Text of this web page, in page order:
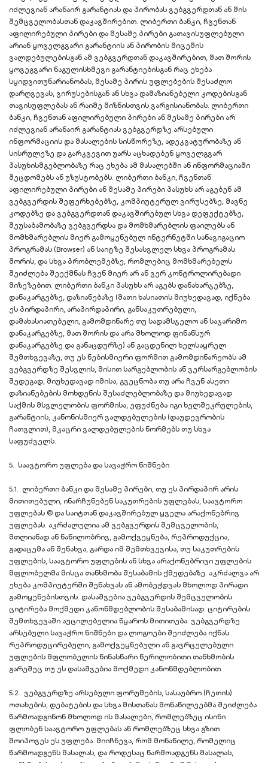
იძლევიან არანაირ გარანტიას და პირობას ვებგვერდთან ან მის
შემცველობასთან დაკავშირებით. ლიბერთი ბანკი, ჩვენთან
აფილირებული პირები და მესამე პირები გათავისუფლებული
არიან ყოველგვარი გარანტიის ან პირობის მიცემის
ვალდებულებისგან ამ ვებგვერდთან დაკავშირებით, მათ შორის
ყოვეგვარი ნაგულისხმევი გარანტიებისგან რაც ეხება
სყიდვითუნარიანობას, მესამე პირის უფლებების შესაძლო
დარღვევას, ვირუსებისგან ან სხვა დამაზიანებელი კოდებისგან
თავისუფლებას ან რაიმე მიზნისთვის ვარგისიანობას. ლიბერთი
ბანკი, ჩვენთან აფილირებული პირები ან მესამე პირები არ
იძლევიან არანაირ გარანტიას ვებგვერდზე არსებული
ინფორმაციის და მასალების სისწორეზე, ადეკვატურობაზე ან
სისრულეზე და გარკვევით უარს აცხადებენ ყოველგვარ
პასუხისმგებლობაზე რაც ეხება ამ მასალებში ან ინფორმაციაში
შეცდომებს ან უზუსტობებს. ლიბერთი ბანკი, ჩვენთან
აფილირებული პირები ან მესამე პირები პასუხს არ აგებენ ამ
ვებგვერდის შეფერხებებზე, კომპიუტერულ ვირუსებზე, მავნე
კოდებზე და ვებგვერდთან დაკავშირებულ სხვა დეფექტებზე,
შეუსაბამობაზე ვებგვერდსა და მომხმარებლის ფაილებს ან
მომხმარებლის მიერ გამოყენებულ ინტერნეტში სანავიგაციო
პროგრამას (Browser) ან საიტზე შესასვლელ სხვა პროგრამას
შორის, და სხვა პრობლემებზე, რომლებიც მომხმარებელს
შეიძლება შეექმნას ჩვენ მიერ არ ან ვერ კონტროლირებადი
მიზეზებით. ლიბერთი ბანკი პასუხს არ აგებს დანახარჯებზე,
დანაკარგებზე, დაზიანებაზე (მათი ხასიათის მიუხედავად, იქნება
ეს პირდაპირი, არაპირდაპირი, განსაკუთრებული,
დამახასიათებელი, გამომდინარე თუ სადამსჯელო ან საჯარიმო
დანაკარგებზე, მათ შორის და არა მხოლოდ ფინანსურ
დანაკარგებზე და განაცდურზე) ან გაცდენილ ხელსაყრელ
შემთხვევაზე, თუ ეს ნებისმიერი ფორმით გამომდინარეობს ამ
ვებგვერდზე შესვლის, მისით სარგებლობის ან ვერსარგებლობის
შედეგად, მიუხედავად იმისა, გვეცნობა თუ არა ჩვენ ასეთი
დაზიანებების მოხდენის შესაძლებლობაზე და მიუხედავად
საქმის მსვლელობის ფორმისა, ეფუძნება იგი ხელშეკრულების,
გარანტიის, კანონისმიერ ვალდებულების (დაუდევრობის
ჩათვლით), მკაცრი ვალდებულების ნორმებს თუ სხვა
საფუძველს.
5. საავტორო უფლება და სავაჭრო ნიშნები
5.1. ლიბერთი ბანკი და მესამე პირები, თუ ეს პირდაპირ არის
მითითებული, ინარჩუნებენ საკუთრების უფლებას, საავტორო
უფლებას © და საიტთან დაკავშირებულ ყველა არაქონებრივ
უფლებას. აკრძალულია ამ ვებგვერდის შემცველობის,
მთლიანად ან ნაწილობრივ, გამოქვეყნება, რეპროდუქცია,
გადაცემა ან შენახვა, გარდა იმ შემთხვევისა, თუ საკუთრების
უფლების, საავტორო უფლების ან სხვა არაქონებრივი უფლების
მფლობელმა მისცა თანხმობა შესაბამის ქმედებაზე. აკრძალვა არ
ეხება კომპიუტერში შენახვას ან ამობეჭდვას მხოლოდ პირადი
გამოყენებისთვის. დასაშვებია ვებგვერდის შემცველობის
ციტირება მოქმედი კანონმდებლობის შესაბამისად. ციტირების
შემთხვევაში აუცილებელია წყაროს მითითება. ვებგვერდზე
არსებული სავაჭრო ნიშნები და ლოგოები შეიძლება იქნას
რეპროდუცირებული, გამოქვეყნებული ან გავრცელებული
უფლების მფლობელის წინასწარი წერილობითი თანხმობის
გარეშეც თუ ეს დასაშვებია მოქმედი კანონმდებლობით.
5.2. ვებგვერდზე არსებული ფორუმების, სასაუბრო (ჩეთის)
ოთახების, დებატების და სხვა მისთანას მონაწილეებმა შეიძლება
წარმოადგინონ მხოლოდ ის მასალები, რომლებზეც ისინი
ფლობენ საავტორო უფლებას ან რომლებზეც სხვა გზით
მოიპოვეს ეს უფლება. მიიჩნევა, რომ მონაწილე, რომელიც
წარმოადგენს მასალას, და როდესაც წარმოადგენს მასალას,